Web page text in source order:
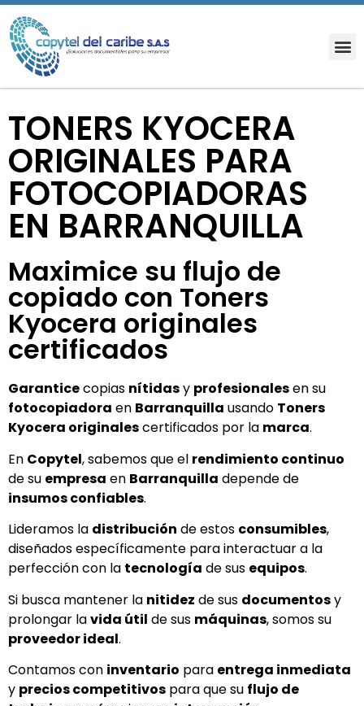
TONERS KYOCERA
ORIGINALES PARA
FOTOCOPIADORAS
EN BARRANQUILLA
Maximice su flujo de
copiado con Toners
Kyocera originales
certificados
Garanticecopias nítidasy profesionalesen su
fotocopiadora en Barranquilla usando Toners
Kyocera originalescertificados por la marca.
En Copytel, sabemos que el rendimiento continuo
de su empresa en Barranquilla depende de
insumos confiables.
Lideramos la distribución de estos consumibles,
diseñados específicamente para interactuar a la
perfección con la tecnología de sus equipos.
Si busca mantener la nitidez de sus documentosy
prolongar lavida útil de sus máquinas, somos su
proveedor ideal.
Contamos con inventario para entrega inmediata
y precios competitivos para que su flujo de